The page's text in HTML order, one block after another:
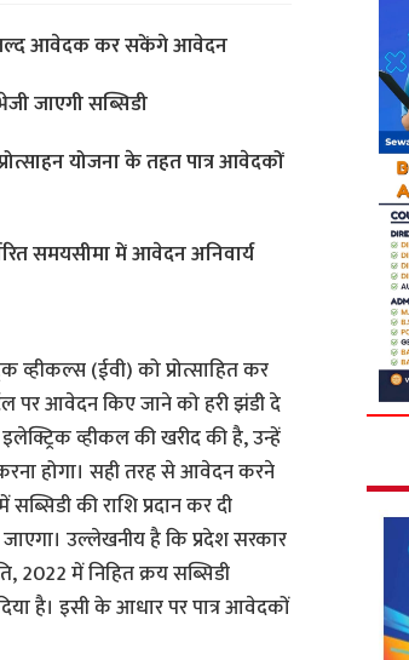
आवेदक कर सकेंगे आवेदन
जाएगी सब्सिडी
योजना के तहत पात्र आवेदकों
समयसीमा में आवेदन अनिवार्य
व्हीकल्स (ईवी) को प्रोत्साहित कर
पर आवेदन किए जाने को हरी झंडी दे
व्हीकल की खरीद की है, उन्हें
होगा। सही तरह से आवेदन करने
की राशि प्रदान कर दी
उल्लेखनीय है कि प्रदेश सरकार
2022 में निहित क्रय सब्सिडी
है। इसी के आधार पर पात्र आवेदकों